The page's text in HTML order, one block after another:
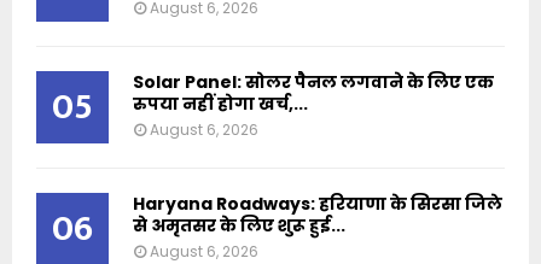
August 6, 2026
05
Solar Panel: सोलर पैनल लगवाने के लिए एक
रुपया नहीं होगा खर्च,...
August 6, 2026
06
Haryana Roadways: हरियाणा के सिरसा जिले
से अमृतसर के लिए शुरू हुई...
August 6, 2026